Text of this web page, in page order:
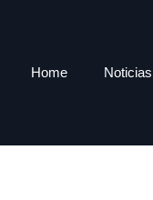
Home Noticias